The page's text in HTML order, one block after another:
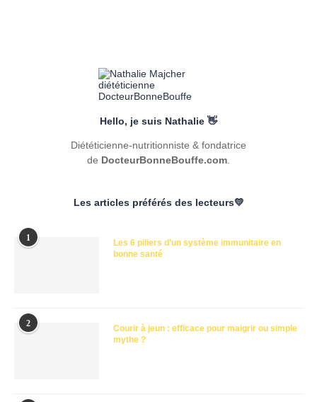
Hello, je suis Nathalie 👋
Diététicienne-nutritionniste & fondatrice
de DocteurBonneBouffe.com
Les articles préférés des lecteurs💛
1
Les 6 piliers d’un système immunitaire en
bonne santé
2
Courir à jeun : efficace pour maigrir ou simple
mythe ?